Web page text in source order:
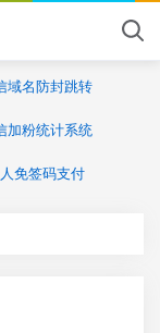
域名防封跳转
加粉统计系统
免签码支付